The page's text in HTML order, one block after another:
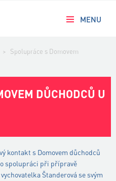
MENU
>
Spolupráce s Domovem
DŮCHODCŮ U
kontakt s Domovem důchodců
spolupráci při přípravě
Štanderová se svým